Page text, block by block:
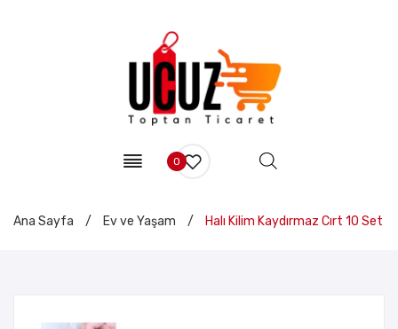
0
Ana Sayfa / Ev ve Yaşam / Halı Kilim Kaydırmaz Cırt 10 Set